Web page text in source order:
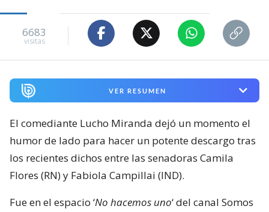
6683
visitas
VER RESUMEN
El comediante Lucho Miranda dejó un momento el
humor de lado para hacer un potente descargo tras
los recientes dichos entre las senadoras Camila
Flores (RN) y Fabiola Campillai (IND).
Fue en el espacio ‘No hacemos uno‘ del canal Somos